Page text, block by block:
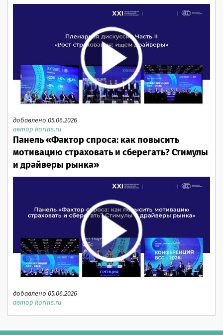
добавлено 05.06.2026
автор korins.ru
Панель «Фактор спроса: как повысить
мотивацию страховать и сберегать? Стимулы
и драйверы рынка»
добавлено 05.06.2026
автор korins.ru